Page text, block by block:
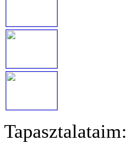
Tapasztalataim: